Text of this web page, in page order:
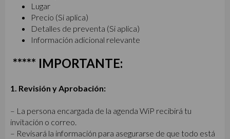
Lugar
Precio (Si aplica)
Detalles de preventa (Si aplica)
Información adicional relevante
***** IMPORTANTE:
1. Revisión y Aprobación:
– La persona encargada de la agenda WiP recibirá tu
invitación o correo.
– Revisará la información para asegurarse de que todo está